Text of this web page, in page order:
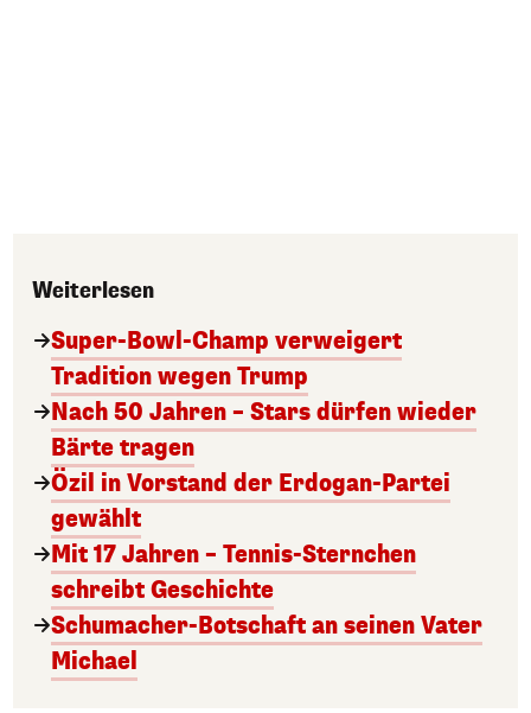
Weiterlesen
Super-Bowl-Champ verweigert
Tradition wegen Trump
Nach 50 Jahren – Stars dürfen wieder
Bärte tragen
Özil in Vorstand der Erdogan-Partei
gewählt
Mit 17 Jahren – Tennis-Sternchen
schreibt Geschichte
Schumacher-Botschaft an seinen Vater
Michael